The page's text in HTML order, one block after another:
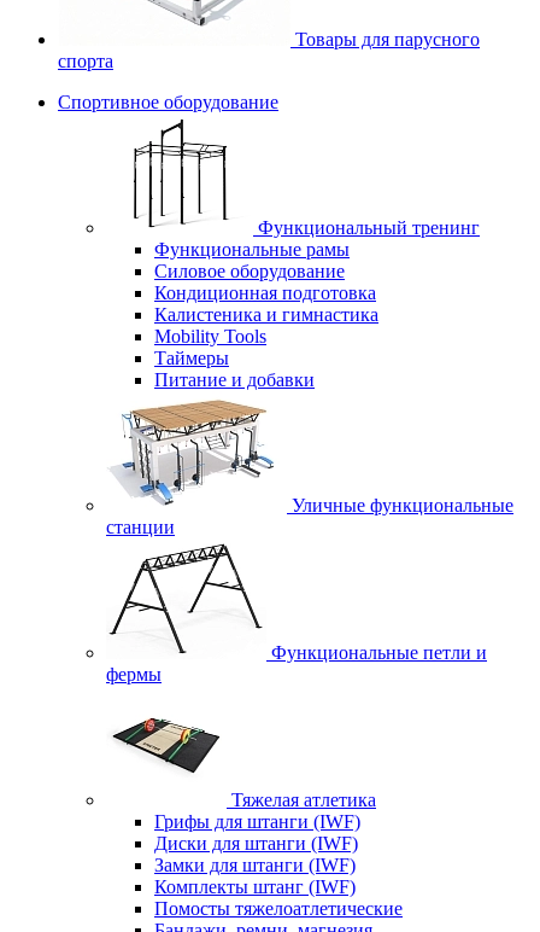
Товары для парусного
спорта
Спортивное оборудование
Функциональный тренинг
Функциональные рамы
Силовое оборудование
Кондиционная подготовка
Калистеника и гимнастика
Mobility Tools
Таймеры
Питание и добавки
Уличные функциональные
станции
Функциональные петли и
фермы
Тяжелая атлетика
Грифы для штанги (IWF)
Диски для штанги (IWF)
Замки для штанги (IWF)
Комплекты штанг (IWF)
Помосты тяжелоатлетические